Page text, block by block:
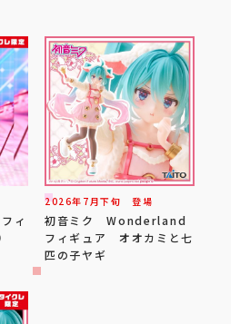
ィ
2026年 7 月下旬 登場
初音ミク Wonderland
フィギュア オオカミと七
匹の子ヤギ